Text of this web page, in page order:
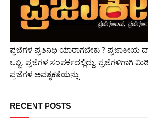
ಪ್ರಜೆಗಳ ಪ್ರತಿನಿಧಿ ಯಾರಾಗಬೇಕು ? ಪ್ರಜಾಕೀಯ
ಒಬ್ಬ, ಪ್ರಜೆಗಳ ಸಂಪರ್ಕದಲ್ಲಿದ್ದು, ಪ್ರಜೆಗಳಿಗಾಗಿ
ಪ್ರಜೆಗಳ ಅವಶ್ಯಕತೆಯನ್ನು
RECENT POSTS